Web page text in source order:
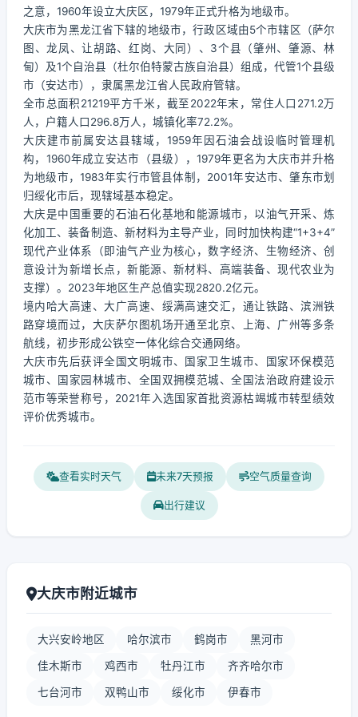
之意，1960年设立大庆区，1979年正式升格为地级市。
大庆市为黑龙江省下辖的地级市，行政区域由5个市辖区（萨尔
图、龙凤、让胡路、红岗、大同）、3个县（肇州、肇源、林
甸）及1个自治县（杜尔伯特蒙古族自治县）组成，代管1个县级
市（安达市），隶属黑龙江省人民政府管辖。
全市总面积21219平方千米，截至2022年末，常住人口271.2万
人，户籍人口296.8万人，城镇化率72.2%。
大庆建市前属安达县辖域，1959年因石油会战设临时管理机
构，1960年成立安达市（县级），1979年更名为大庆市并升格
为地级市，1983年实行市管县体制，2001年安达市、肇东市划
归绥化市后，现辖域基本稳定。
大庆是中国重要的石油石化基地和能源城市，以油气开采、炼
化加工、装备制造、新材料为主导产业，同时加快构建“1+3+4”
现代产业体系（即油气产业为核心，数字经济、生物经济、创
意设计为新增长点，新能源、新材料、高端装备、现代农业为
支撑）。2023年地区生产总值实现2820.2亿元。
境内哈大高速、大广高速、绥满高速交汇，通让铁路、滨洲铁
路穿境而过，大庆萨尔图机场开通至北京、上海、广州等多条
航线，初步形成公铁空一体化综合交通网络。
大庆市先后获评全国文明城市、国家卫生城市、国家环保模范
城市、国家园林城市、全国双拥模范城、全国法治政府建设示
范市等荣誉称号，2021年入选国家首批资源枯竭城市转型绩效
评价优秀城市。
查看实时天气 未来7天预报 空气质量查询
出行建议
大庆市附近城市
大兴安岭地区 哈尔滨市 鹤岗市 黑河市
佳木斯市 鸡西市 牡丹江市 齐齐哈尔市
七台河市 双鸭山市 绥化市 伊春市